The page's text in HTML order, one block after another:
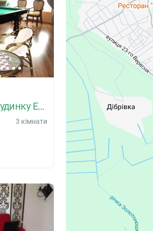
Оренда заміського будинку ЕкоКомфорт
3 кімнати